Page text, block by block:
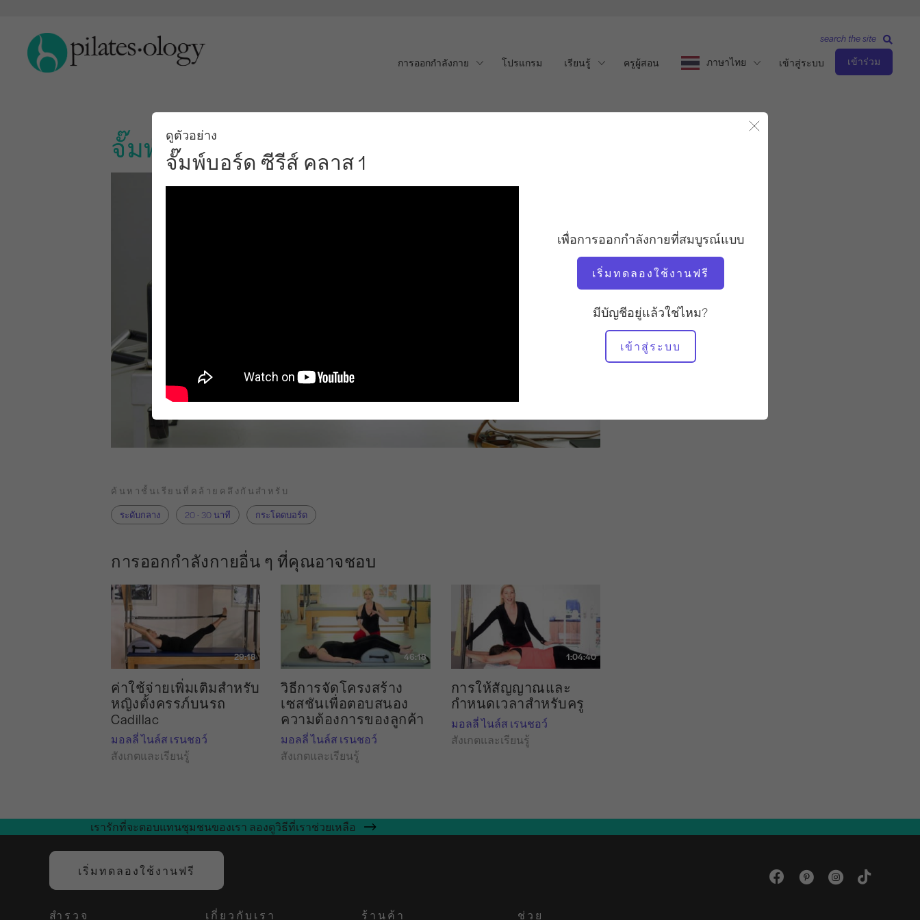
การออกกำลังกาย โปรแกรม เรียนรู้ ครูผู้สอน ภาษาไทย เข้าสู่ระบบ เข้าร่วม
search the site
จั๊มพ์บอร์ด ซีรีส์ คลาส 1
ดูตัวอย่าง
จั๊มพ์บอร์ด ซีรีส์ คลาส 1
เพื่อการออกกำลังกายที่สมบูรณ์แบบ
เริ่มทดลองใช้งานฟรี
มีบัญชีอยู่แล้วใช่ไหม?
เข้าสู่ระบบ
มอลลี่ ไนล์ส เรนชอว์
จังหวะการออกกำลังกาย
มั่นคง
อุปกรณ์ที่ต้องใช้
ค้นหาชั้นเรียนที่คล้ายคลึงกันสำหรับ
ระดับกลาง
20 - 30 นาที กระโดดบอร์ด
การออกกำลังกายอื่น ๆ ที่คุณอาจชอบ
29:18
ค่าใช้จ่ายเพิ่มเติมสำหรับ
หญิงตั้งครรภ์บนรถ
Cadillac
มอลลี่ ไนล์ส เรนชอว์
สังเกตและเรียนรู้
46:18
วิธีการจัดโครงสร้าง
เซสชันเพื่อตอบสนอง
ความต้องการของลูกค้า
มอลลี่ ไนล์ส เรนชอว์
สังเกตและเรียนรู้
1:04:40
การให้สัญญาณและ
กำหนดเวลาสำหรับครู
มอลลี่ ไนล์ส เรนชอว์
สังเกตและเรียนรู้
เรารักที่จะตอบแทนชุมชนของเรา ลองดูวิธีที่เราช่วยเหลือ
เริ่มทดลองใช้งานฟรี
สำรวจ เกี่ยวกับเรา ร้านค้า ช่วย